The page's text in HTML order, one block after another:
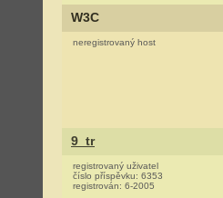
W3C
neregistrovaný host
9_tr
registrovaný uživatel
číslo příspěvku: 6353
registrován: 6-2005